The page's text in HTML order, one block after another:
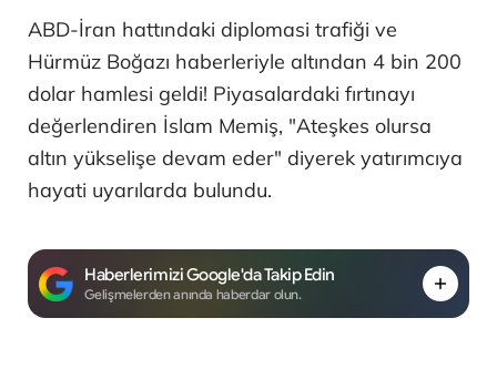
ABD-İran hattındaki diplomasi trafiği ve
Hürmüz Boğazı haberleriyle altından 4 bin 200
dolar hamlesi geldi! Piyasalardaki fırtınayı
değerlendiren İslam Memiş, "Ateşkes olursa
altın yükselişe devam eder" diyerek yatırımcıya
hayati uyarılarda bulundu.
Haberlerimizi Google'da Takip Edin
Gelişmelerden anında haberdar olun.